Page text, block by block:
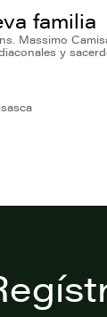
familia
Massimo
y